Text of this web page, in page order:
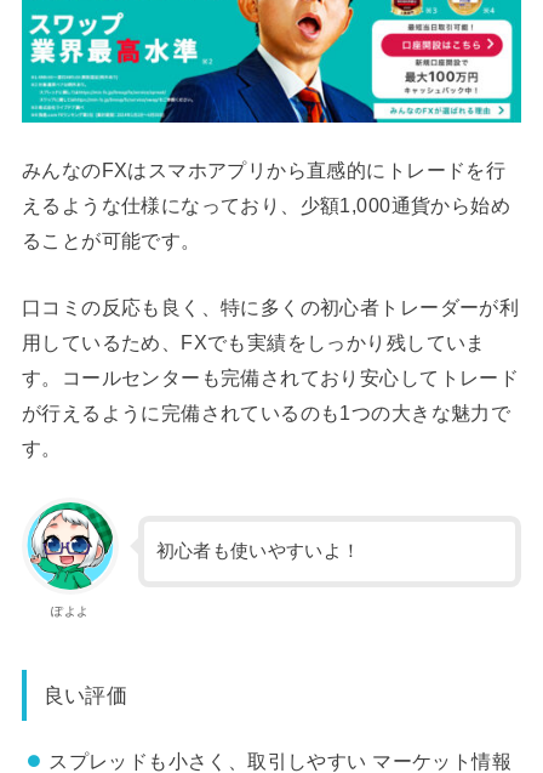
みんなのFXはスマホアプリから直感的にトレードを行
えるような仕様になっており、少額1,000通貨から始め
ることが可能です。
口コミの反応も良く、特に多くの初心者トレーダーが利
用しているため、FXでも実績をしっかり残していま
す。コールセンターも完備されており安心してトレード
が行えるように完備されているのも1つの大きな魅力で
す。
ぽよよ
初心者も使いやすいよ！
良い評価
スプレッドも小さく、取引しやすい マーケット情報